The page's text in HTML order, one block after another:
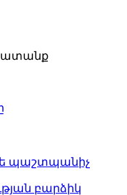
պաշտպանիչ
բարձիկ